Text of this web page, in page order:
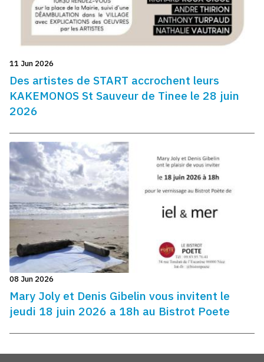
11 Jun 2026
Des artistes de START accrochent leurs
KAKEMONOS St Sauveur de Tinee le 28 juin
2026
08 Jun 2026
Mary Joly et Denis Gibelin vous invitent le
jeudi 18 juin 2026 a 18h au Bistrot Poete